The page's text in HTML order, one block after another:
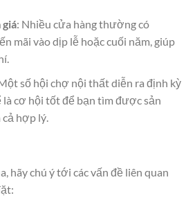
giá: Nhiều cửa hàng thường có
mãi vào dịp lễ hoặc cuối năm, giúp
số hội chợ nội thất diễn ra định kỳ
cơ hội tốt để bạn tìm được sản
hợp lý.
hãy chú ý tới các vấn đề liên quan